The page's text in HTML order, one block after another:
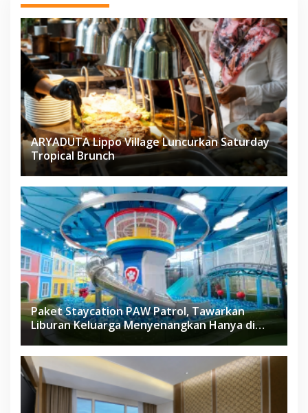
ARYADUTA Lippo Village Luncurkan Saturday
Tropical Brunch
Paket Staycation PAW Patrol, Tawarkan
Liburan Keluarga Menyenangkan Hanya di
Herloom Hotel BSD